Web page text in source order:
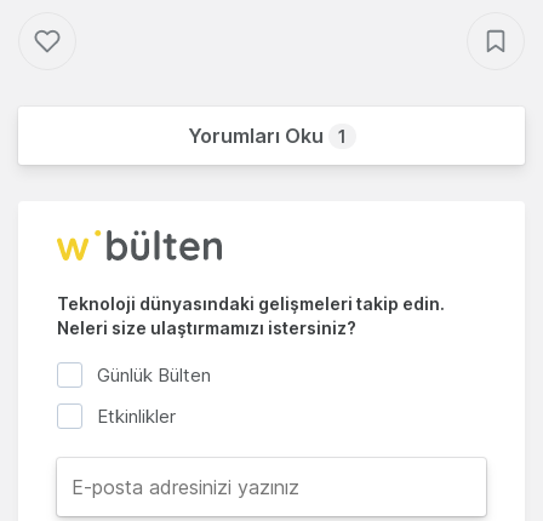
Yorumları Oku 1
Teknoloji dünyasındaki gelişmeleri takip edin.
Neleri size ulaştırmamızı istersiniz?
Günlük Bülten
Etkinlikler